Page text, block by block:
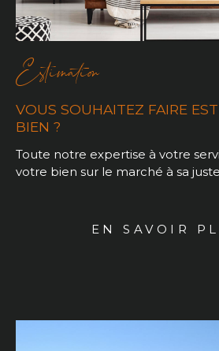
Estimation
VOUS SOUHAITEZ FAIRE
BIEN ?
Toute notre expertise à votre
votre bien sur le marché à sa
EN SAVOIR